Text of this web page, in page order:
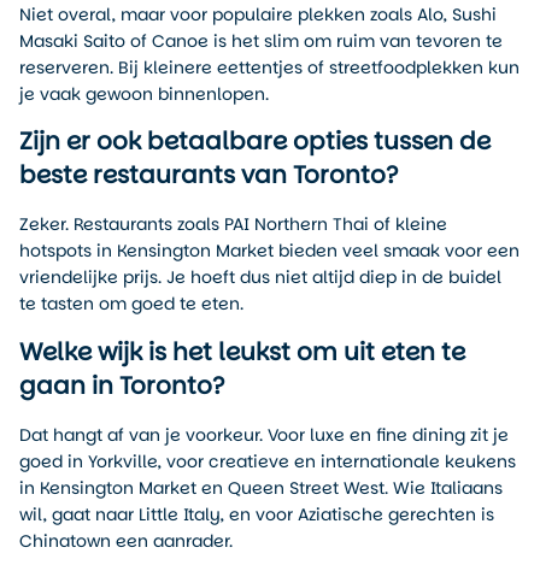
Niet overal, maar voor populaire plekken zoals Alo, Sushi
Masaki Saito of Canoe is het slim om ruim van tevoren te
reserveren. Bij kleinere eettentjes of streetfoodplekken kun
je vaak gewoon binnenlopen.
Zijn er ook betaalbare opties tussen de
beste restaurants van Toronto?
Zeker. Restaurants zoals PAI Northern Thai of kleine
hotspots in Kensington Market bieden veel smaak voor een
vriendelijke prijs. Je hoeft dus niet altijd diep in de buidel
te tasten om goed te eten.
Welke wijk is het leukst om uit eten te
gaan in Toronto?
Dat hangt af van je voorkeur. Voor luxe en fine dining zit je
goed in Yorkville, voor creatieve en internationale keukens
in Kensington Market en Queen Street West. Wie Italiaans
wil, gaat naar Little Italy, en voor Aziatische gerechten is
Chinatown een aanrader.